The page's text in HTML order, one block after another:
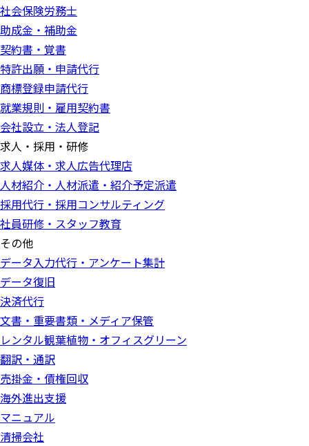
社会保険労務士
助成金・補助金
契約書・覚書
特許出願・申請代行
商標登録申請代行
就業規則・雇用契約書
会社設立・法人登記
求人・採用・研修
求人媒体・求人広告代理店
人材紹介・人材派遣・紹介予定派遣
採用代行・採用コンサルティング
社員研修・スタッフ教育
その他
データ入力代行・アンケート集計
データ復旧
決済代行
文書・重要書類・メディア保管
レンタル観葉植物・オフィスグリーン
翻訳・通訳
売掛金・債権回収
海外進出支援
マニュアル
清掃会社